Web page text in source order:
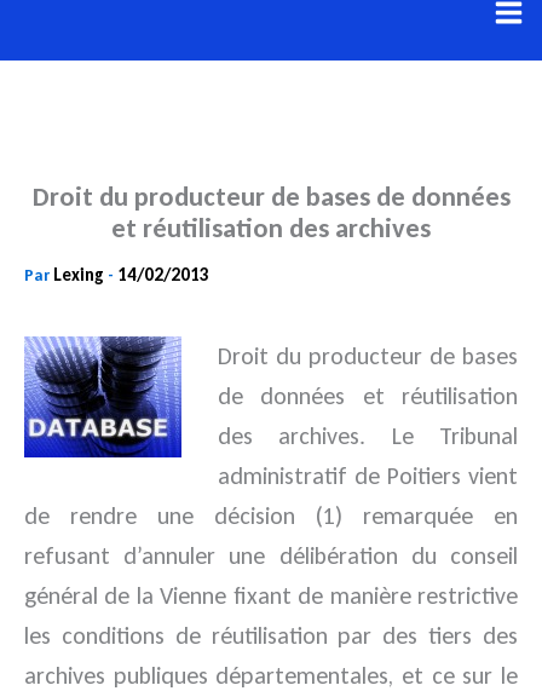
au
Droit du producteur de bases de données
et réutilisation des archives
Par Lexing - 14/02/2013
Droit du producteur de bases
de données et réutilisation
des archives. Le Tribunal
administratif de Poitiers vient
de rendre une décision (1) remarquée en
refusant d’annuler une délibération du conseil
général de la Vienne fixant de manière restrictive
les conditions de réutilisation par des tiers des
archives publiques départementales, et ce sur le